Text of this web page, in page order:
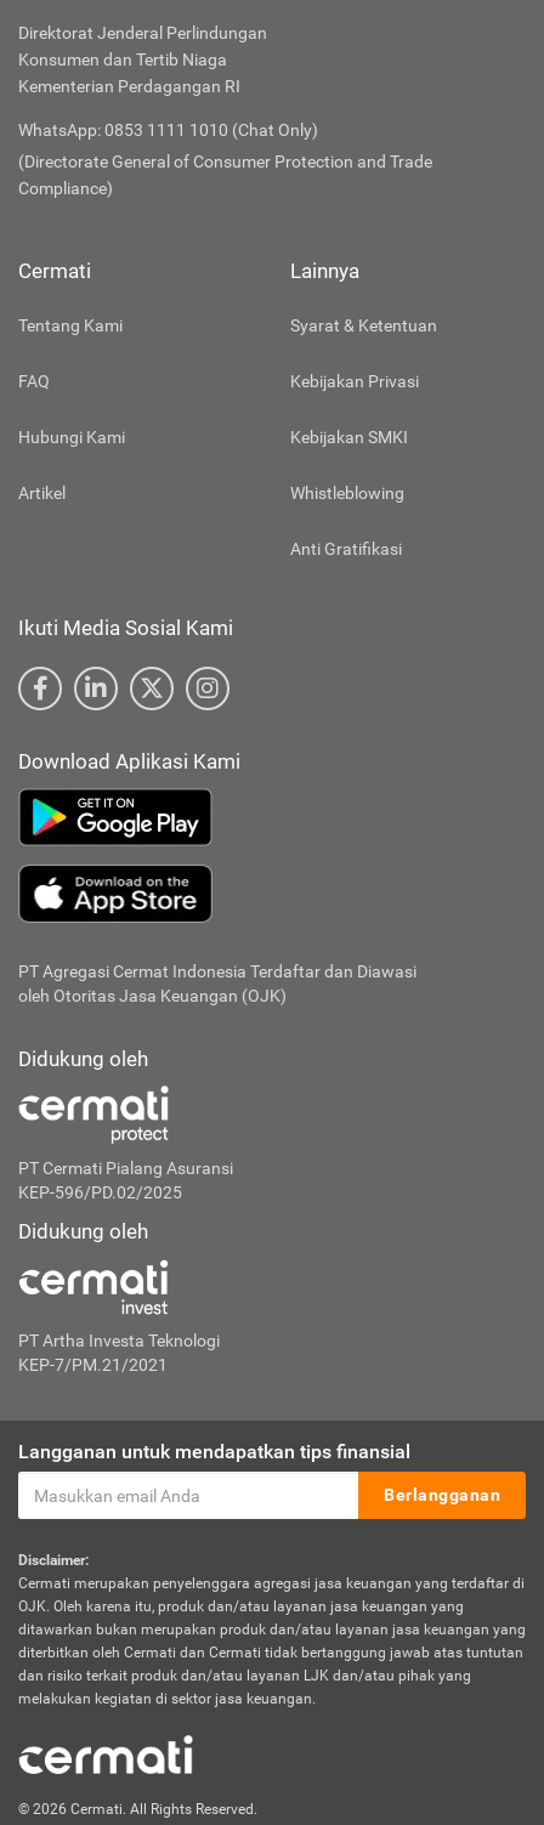
Direktorat Jenderal Perlindungan
Konsumen dan Tertib Niaga
Kementerian Perdagangan RI
WhatsApp: 0853 1111 1010 (Chat Only)
(Directorate General of Consumer Protection and Trade
Compliance)
Cermati
Tentang Kami
FAQ
Hubungi Kami
Artikel
Lainnya
Syarat & Ketentuan
Kebijakan Privasi
Kebijakan SMKI
Whistleblowing
Anti Gratifikasi
Ikuti Media Sosial Kami
Download Aplikasi Kami
PT Agregasi Cermat Indonesia Terdaftar dan Diawasi
oleh Otoritas Jasa Keuangan (OJK)
Didukung oleh
PT Cermati Pialang Asuransi
KEP-596/PD.02/2025
Didukung oleh
PT Artha Investa Teknologi
KEP-7/PM.21/2021
Langganan untuk mendapatkan tips finansial
Berlangganan
Disclaimer:
Cermati merupakan penyelenggara agregasi jasa keuangan yang terdaftar di
OJK. Oleh karena itu, produk dan/atau layanan jasa keuangan yang
ditawarkan bukan merupakan produk dan/atau layanan jasa keuangan yang
diterbitkan oleh Cermati dan Cermati tidak bertanggung jawab atas tuntutan
dan risiko terkait produk dan/atau layanan LJK dan/atau pihak yang
melakukan kegiatan di sektor jasa keuangan.
© 2026 Cermati. All Rights Reserved.